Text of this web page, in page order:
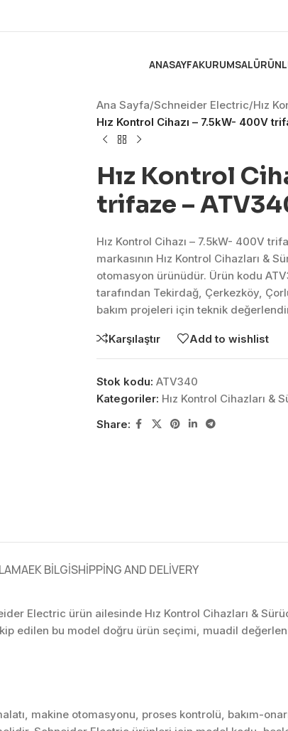
ANASAYFAKURUMSAL
Ana Sayfa/Schneider Electric/Hız
Hız Kontrol Cihazı – 7.5kW- 400V
Hız Kontrol
trifaze –
Hız Kontrol Cihazı – 7.5kW- 400V
markasının Hız Kontrol Cihazları &
otomasyon ürünüdür. Ürün kodu
tarafından Tekirdağ, Çerkezköy,
bakım projeleri için teknik
Karşılaştır Add to wishlist
Stok kodu: ATV340
Kategoriler: Hız Kontrol Cihazları &
Share:
EK BILGISHIPPING AND DELIVERY
Electric ürün ailesinde Hız Kontrol Cihazları &
edilen bu model doğru ürün seçimi, muadil
makine otomasyonu, proses kontrolü, bakım-